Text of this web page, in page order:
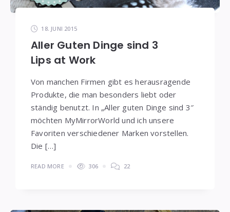
18. JUNI 2015
Aller Guten Dinge sind 3
Lips at Work
Von manchen Firmen gibt es herausragende
Produkte, die man besonders liebt oder
ständig benutzt. In „Aller guten Dinge sind 3″
möchten MyMirrorWorld und ich unsere
Favoriten verschiedener Marken vorstellen.
Die […]
READ MORE 306 22